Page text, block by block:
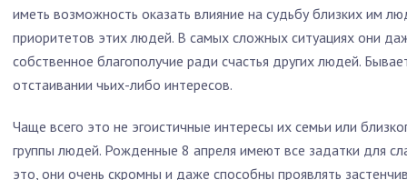
иметь возможность оказать влияние на судьбу близких им
приоритетов этих людей. В самых сложных ситуациях они
собственное благополучие ради счастья других людей.
отстаивании чьих-либо интересов.
Чаще всего это не эгоистичные интересы их семьи или
группы людей. Рожденные 8 апреля имеют все задатки для
это, они очень скромны и даже способны проявлять